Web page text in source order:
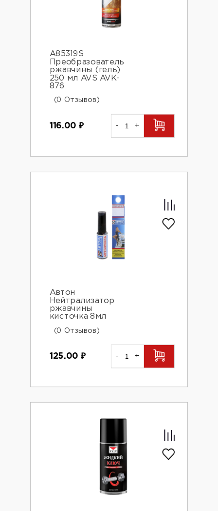
A85319S
Преобразователь
ржавчины (гель)
250 мл AVS AVK-
876
(0 Отзывов)
116.00 ₽ - +
Автон
Нейтрализатор
ржавчины
кисточка 8мл
(0 Отзывов)
125.00 ₽ - +